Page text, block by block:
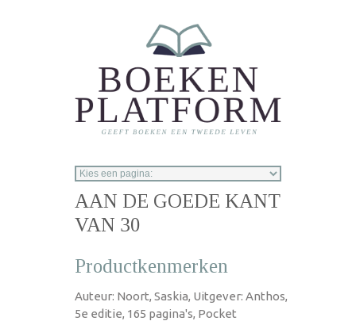
AAN DE GOEDE KANT
VAN 30
Productkenmerken
Auteur: Noort, Saskia, Uitgever: Anthos,
5e editie, 165 pagina's, Pocket